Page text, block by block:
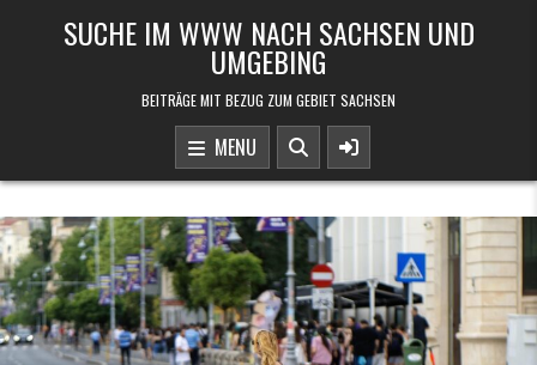
SUCHE IM WWW NACH SACHSEN UND
UMGEBING
BEITRÄGE MIT BEZUG ZUM GEBIET SACHSEN
MENU